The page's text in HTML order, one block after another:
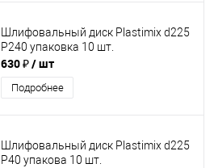
Шлифовальный диск Plastimix d225
P240 упаковка 10 шт.
630 ₽/ шт
Подробнее
Шлифовальный диск Plastimix d225
P40 упакова 10 шт.